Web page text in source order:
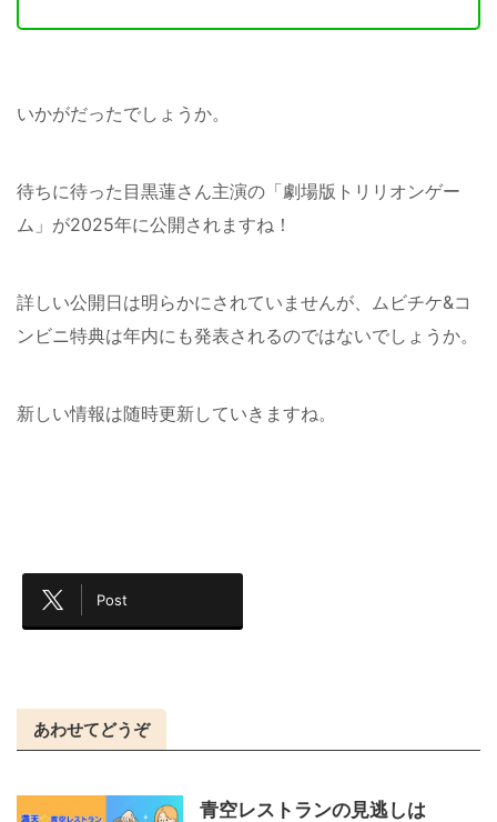
いかがだったでしょうか。
待ちに待った目黒蓮さん主演の「劇場版トリリオンゲー
ム」が2025年に公開されますね！
詳しい公開日は明らかにされていませんが、ムビチケ&コ
ンビニ特典は年内にも発表されるのではないでしょうか。
新しい情報は随時更新していきますね。
Post
あわせてどうぞ
青空レストランの見逃しは